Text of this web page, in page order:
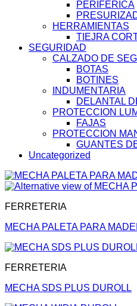
PERIFERICA
HERRAMIENTAS
TIEJRA
SEGURIDAD
CALZADO DE
BOTAS
BOTINES
INDUMENTARIA
DELANTAL
PROTECCION
FAJAS
PROTECCION
GUANTES
Uncategorized
FERRETERIA
MECHA PALETA PARA
FERRETERIA
MECHA SDS PLUS DUROLL